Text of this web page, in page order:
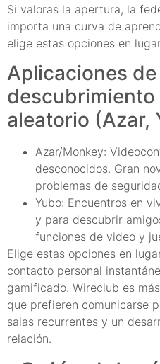
Si valoras la apertura, la
importa una curva de
elige estas opciones en
Aplicaciones de
aleatorio (Azar,
Azar/Monkey:
desconocidos. Gran
problemas de
Yubo: Encuentros en
y para descubrir
funciones de video y
Elige estas opciones en
contacto personal
gamificado. Wireclub es
que prefieren comunicarse
salas recurrentes y un
relación.